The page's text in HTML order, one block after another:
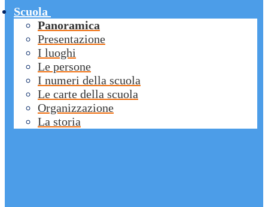
Scuola
Panoramica
Presentazione
I luoghi
Le persone
I numeri della scuola
Le carte della scuola
Organizzazione
La storia